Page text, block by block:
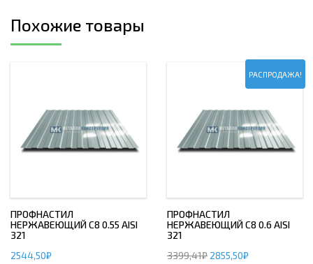
Похожие товары
ПРОФНАСТИЛ
НЕРЖАВЕЮЩИЙ С8 0.55 AISI
321
2544,50₽
РАСПРОДАЖА!
ПРОФНАСТИЛ
НЕРЖАВЕЮЩИЙ С8 0.6 AISI
321
3399,41₽ 2855,50₽